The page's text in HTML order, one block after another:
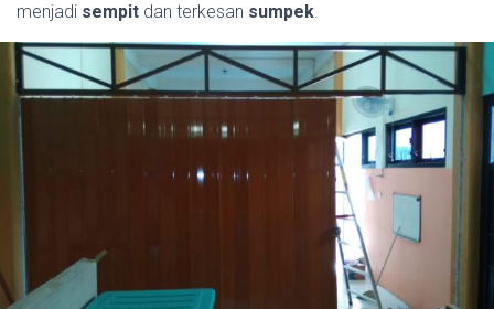
menjadi sempit dan terkesan sumpek.